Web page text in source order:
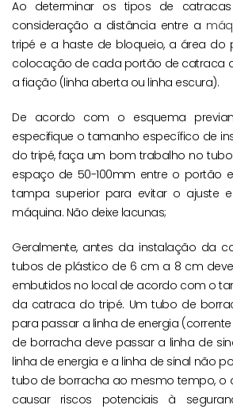
Ao determinar os tipos de
consideração a distância entre a
tripé e a haste de bloqueio, a área do
colocação de cada portão de catraca
a fiação (linha aberta ou linha escura).
De acordo com o esquema
especifique o tamanho específico de
do tripé, faça um bom trabalho no
espaço de 50-100mm entre o portão
tampa superior para evitar o ajuste
máquina. Não deixe lacunas;
Geralmente, antes da instalação da
tubos de plástico de 6 cm a 8 cm
embutidos no local de acordo com o
da catraca do tripé. Um tubo de
para passar a linha de energia
de borracha deve passar a linha de
linha de energia e a linha de sinal não
tubo de borracha ao mesmo tempo, o
causar riscos potenciais à